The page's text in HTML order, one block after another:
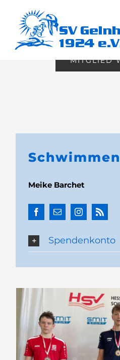
Inhalt
springen
MITGLIED
Schwimmen
Meike Barchet
Spendenkonto